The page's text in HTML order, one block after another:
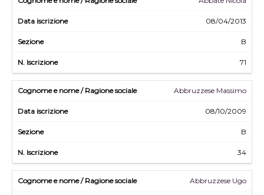
08/04/2013
B
71
Abbruzzese Massimo
08/10/2009
B
34
Abbruzzese Ugo